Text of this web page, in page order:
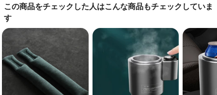
この商品をチェックした人はこんな商品もチェックしていま
す